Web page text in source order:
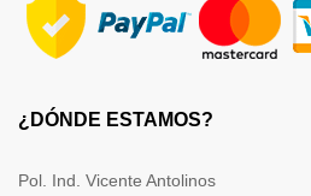
¿DÓNDE ESTAMOS?
Pol. Ind. Vicente Antolinos